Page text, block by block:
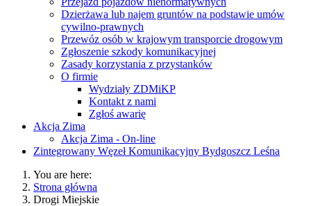
Dzierżawa lub najem gruntów na podstawie umów
cywilno-prawnych
Przewóz osób w krajowym transporcie drogowym
Zgłoszenie szkody komunikacyjnej
Zasady korzystania z przystanków
O firmie
Wydziały ZDMiKP
Kontakt z nami
Zgłoś awarię
Akcja Zima
Akcja Zima - On-line
Zintegrowany Węzeł Komunikacyjny Bydgoszcz Leśna
You are here:
Strona główna
Drogi Miejskie